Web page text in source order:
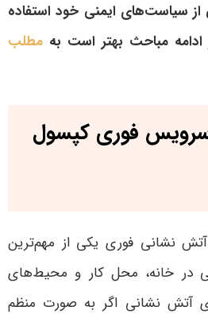
سیاست‌های ایمنی خود استفاده
ادامه مباحث بهتر است به مطلب
سرویس فوری کپسول
نشانی فوری یکی از مهم‌ترین
در خانه، محل کار و محیط‌های
آتش نشانی اگر به صورت منظم